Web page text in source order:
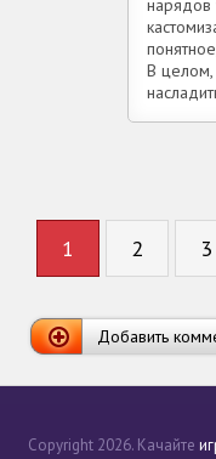
нарядов
В целом,
1 2 3
Добавить
Copyright 2026. Качайте